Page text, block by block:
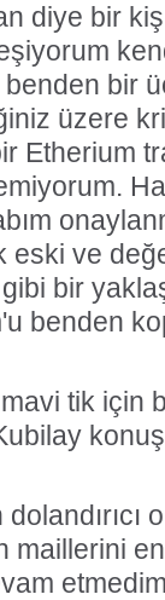
diye bir
bir
üzere
Etherium
eski ve
bir
benden
tik için
maillerini